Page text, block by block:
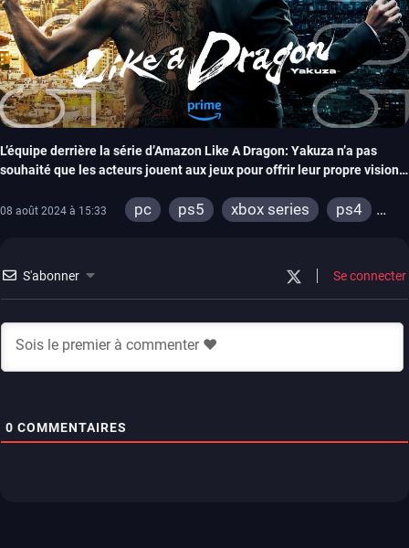
L’équipe derrière la série d’Amazon Like A Dragon: Yakuza n’a pas
souhaité que les acteurs jouent aux jeux pour offrir leur propre vision
08 août 2024 à 15:33 pc ps5 xbox series
ps4
S'abonner Se connecter
0 COMMENTAIRES